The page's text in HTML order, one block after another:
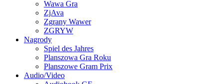
Wawa Gra
ZjAva
Zgrany Wawer
ZGRYW
Nagrody
Spiel des Jahres
Planszowa Gra Roku
Planszowe Gram Prix
Audio/Video